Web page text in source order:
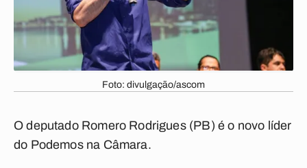
Foto: divulgação/ascom
O deputado Romero Rodrigues (PB) é o novo líder
do Podemos na Câmara.